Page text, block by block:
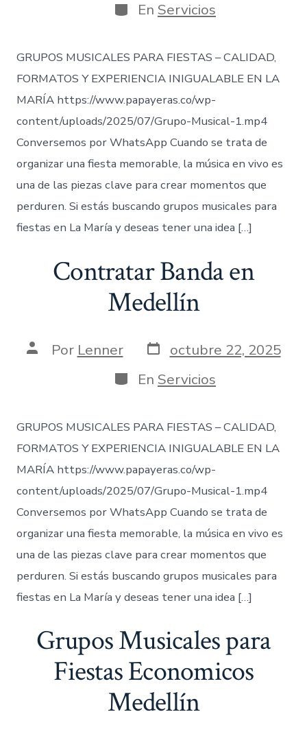
publicación
Categorías
En Servicios
GRUPOS MUSICALES PARA FIESTAS – CALIDAD,
FORMATOS Y EXPERIENCIA INIGUALABLE EN LA
MARÍA https://www.papayeras.co/wp-
content/uploads/2025/07/Grupo-Musical-1.mp4
Conversemos por WhatsApp Cuando se trata de
organizar una fiesta memorable, la música en vivo es
una de las piezas clave para crear momentos que
perduren. Si estás buscando grupos musicales para
fiestas en La María y deseas tener una idea […]
Contratar Banda en
Medellín
AutorPor Lenner Fecha
de
publicación
octubre 22, 2025
Categorías
En Servicios
GRUPOS MUSICALES PARA FIESTAS – CALIDAD,
FORMATOS Y EXPERIENCIA INIGUALABLE EN LA
MARÍA https://www.papayeras.co/wp-
content/uploads/2025/07/Grupo-Musical-1.mp4
Conversemos por WhatsApp Cuando se trata de
organizar una fiesta memorable, la música en vivo es
una de las piezas clave para crear momentos que
perduren. Si estás buscando grupos musicales para
fiestas en La María y deseas tener una idea […]
Grupos Musicales para
Fiestas Economicos
Medellín